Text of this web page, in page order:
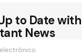
to Date
News